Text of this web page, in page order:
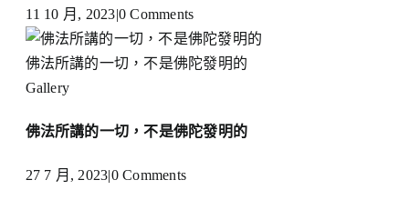
11 10 月, 2023|0 Comments
佛法所講的一切，不是佛陀發明的
Gallery
佛法所講的一切，不是佛陀發明的
27 7 月, 2023|0 Comments